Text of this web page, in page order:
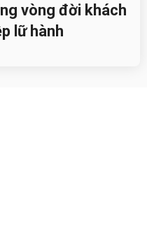
vòng đời khách
lữ hành